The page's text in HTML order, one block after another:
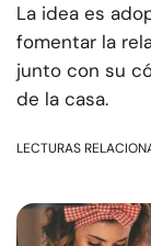
La idea es
fomentar la
junto con su
de la casa.
LECTURAS